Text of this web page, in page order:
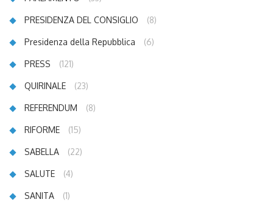
PRESIDENZA DEL CONSIGLIO (8)
Presidenza della Repubblica (6)
PRESS (121)
QUIRINALE (23)
REFERENDUM (8)
RIFORME (15)
SABELLA (22)
SALUTE (4)
SANITA (1)